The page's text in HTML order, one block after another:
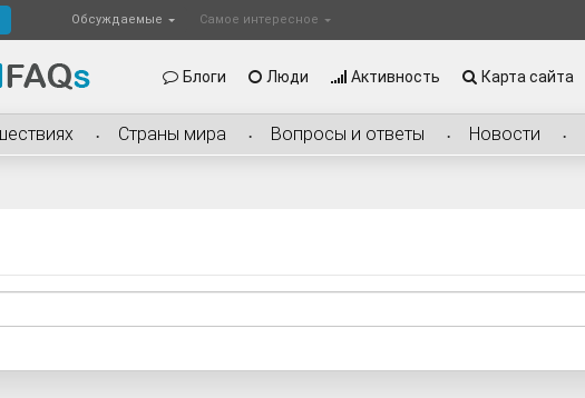
Обсуждаемые Самое интересное
Блоги Люди Активность Карта сайта
Страны мира Вопросы и ответы Новости